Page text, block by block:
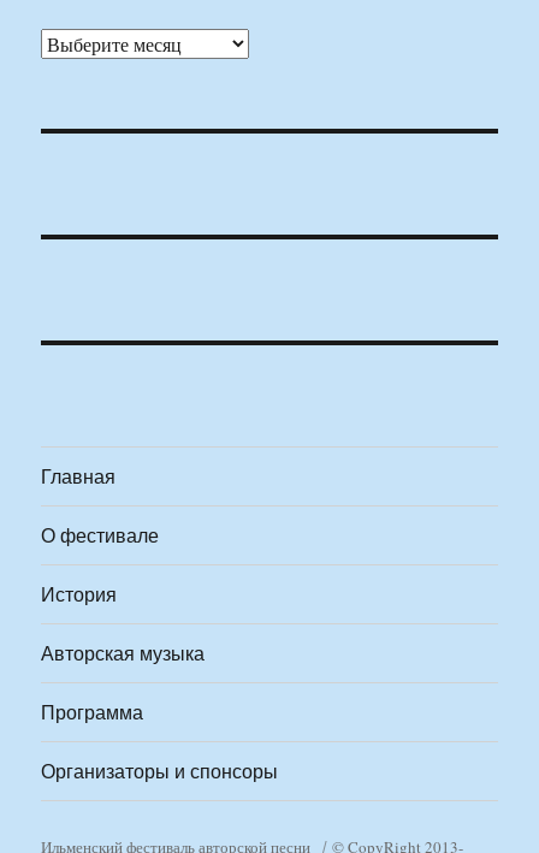
Архивы
Главная
О фестивале
История
Авторская музыка
Программа
Организаторы и спонсоры
Ильменский фестиваль авторской песни © CopyRight 2013-